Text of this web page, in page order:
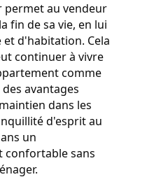
permet au vendeur
fin de sa vie, en lui
d'habitation. Cela
continuer à vivre
comme
avantages
dans les
d'esprit au
un
confortable sans